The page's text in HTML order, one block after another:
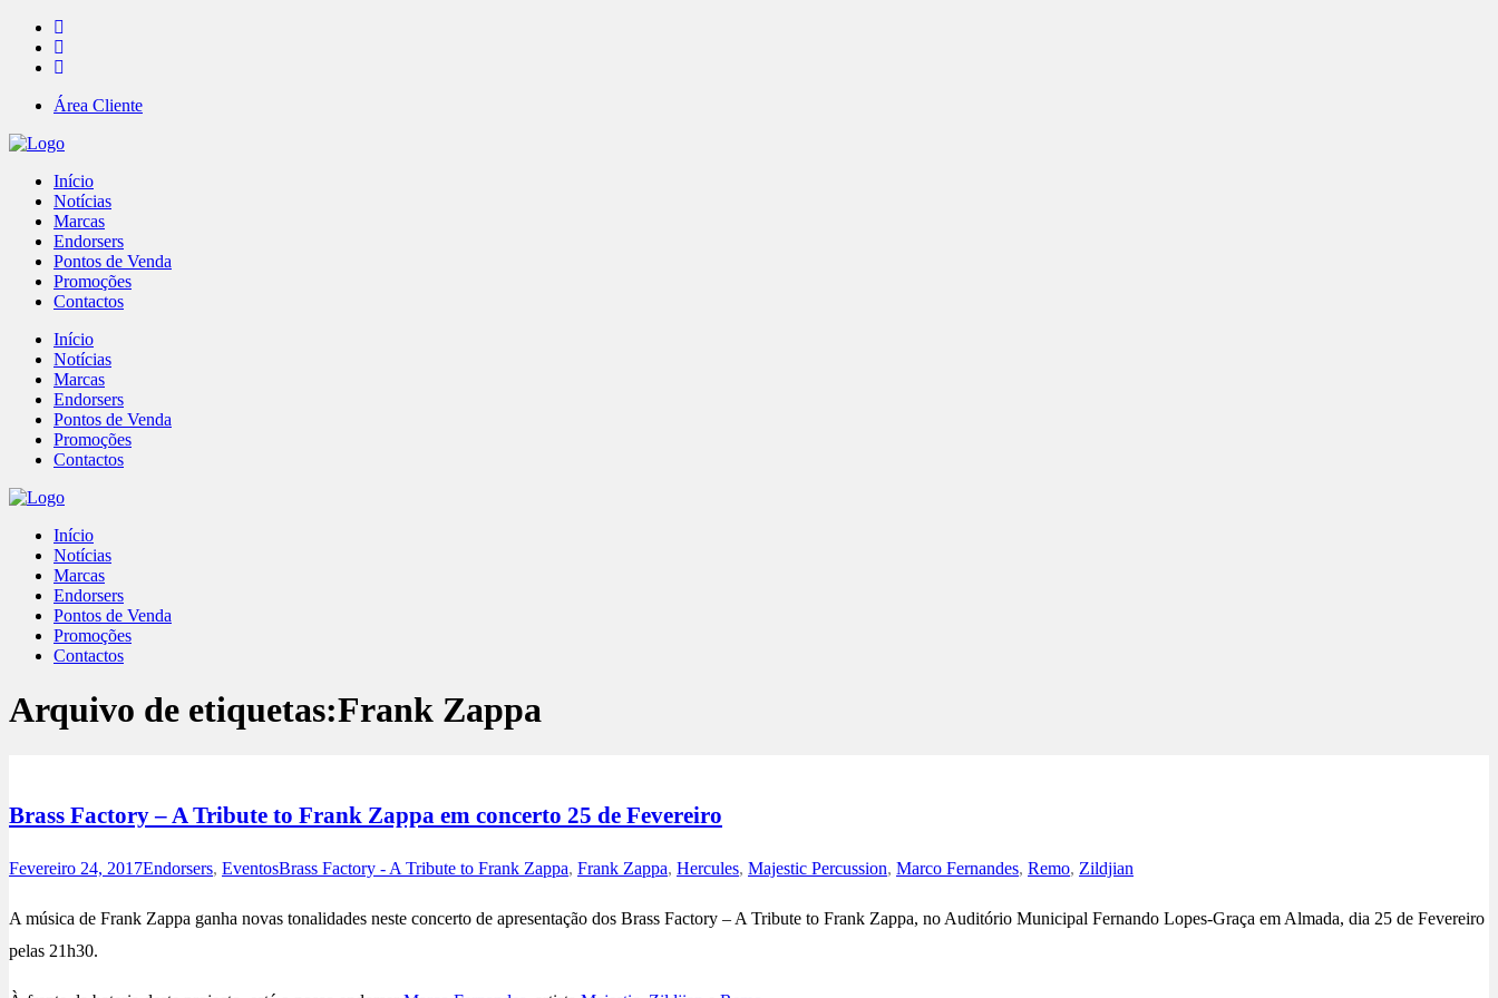
Área Cliente
Início
Notícias
Marcas
Endorsers
Pontos de Venda
Promoções
Contactos
Início
Notícias
Marcas
Endorsers
Pontos de Venda
Promoções
Contactos
Início
Notícias
Marcas
Endorsers
Pontos de Venda
Promoções
Contactos
Arquivo de etiquetas:Frank Zappa
Brass Factory – A Tribute to Frank Zappa em concerto 25 de Fevereiro
Fevereiro 24, 2017Endorsers, EventosBrass Factory - A Tribute to Frank Zappa, Frank Zappa, Hercules, Majestic Percussion, Marco Fernandes, Remo, Zildjian
A música de Frank Zappa ganha novas tonalidades neste concerto de apresentação dos Brass Factory – A Tribute to Frank Zappa, no Auditório Municipal Fernando Lopes-Graça em Almada, dia 25 de Fevereiro
pelas 21h30.